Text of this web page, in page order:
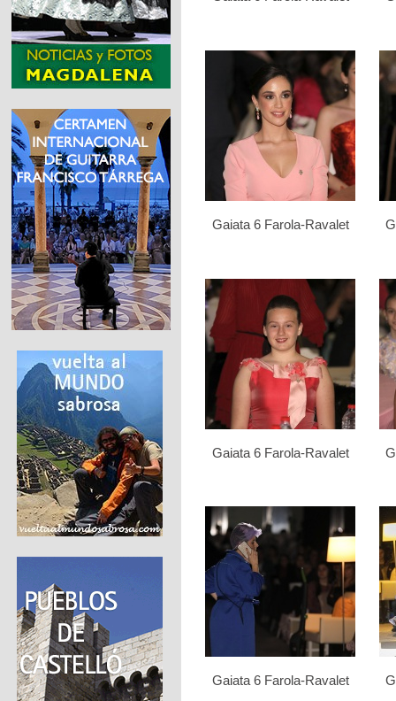
Gaiata 6 Farola-Ravalet
Gaiata 6 Farola-Ravalet
Gaiata 6 Farola-Ravalet